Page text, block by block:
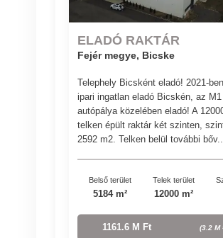
ELADÓ RAKTÁR
Fejér megye, Bicske
Telephely Bicsként eladó! 2021-
ipari ingatlan eladó Bicskén, az M1
autópálya közelében eladó! A
telken épült raktár két szinten,
2592 m2. Telken belül további bőv...
Belső terület
5184 m²
Telek terület
12000 m²
1161.6 M Ft (3.2 M